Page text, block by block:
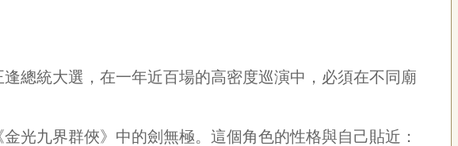
總統大選，在一年近百場的高密度巡演中，必須在不同廟
光九界群俠》中的劍無極。這個角色的性格與自己貼近：